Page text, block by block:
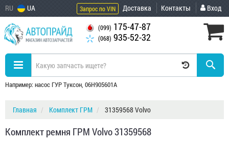
RU UA Запрос по VIN Доставка Контакты Вход
(099) 175-47-87
(068) 935-52-32
Например: насос ГУР Туксон, 06H905601A
Главная Комплект ГРМ 31359568 Volvo
Комплект ремня ГРМ Volvo 31359568